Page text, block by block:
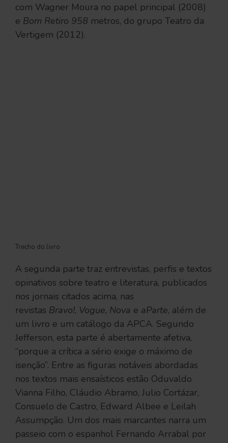
com Wagner Moura no papel principal (2008)
e Bom Retiro 958 metros, do grupo Teatro da
Vertigem (2012).
Trecho do livro
A segunda parte traz entrevistas, perfis e textos
opinativos sobre teatro e literatura, publicados
nos jornais citados acima, nas
revistas Bravo!, Vogue, Nova e aParte, além de
um livro e um catálogo da APCA. Segundo
Jefferson, esta parte é abertamente afetiva,
“porque a crítica a sério exige o máximo de
isenção”. Entre as figuras notáveis abordadas
nos textos mais ensaísticos estão Oduvaldo
Vianna Filho, Cláudio Abramo, Julio Cortázar,
Consuelo de Castro, Edward Albee e Leilah
Assumpção. Um dos mais marcantes narra um
passeio com o espanhol Fernando Arrabal por